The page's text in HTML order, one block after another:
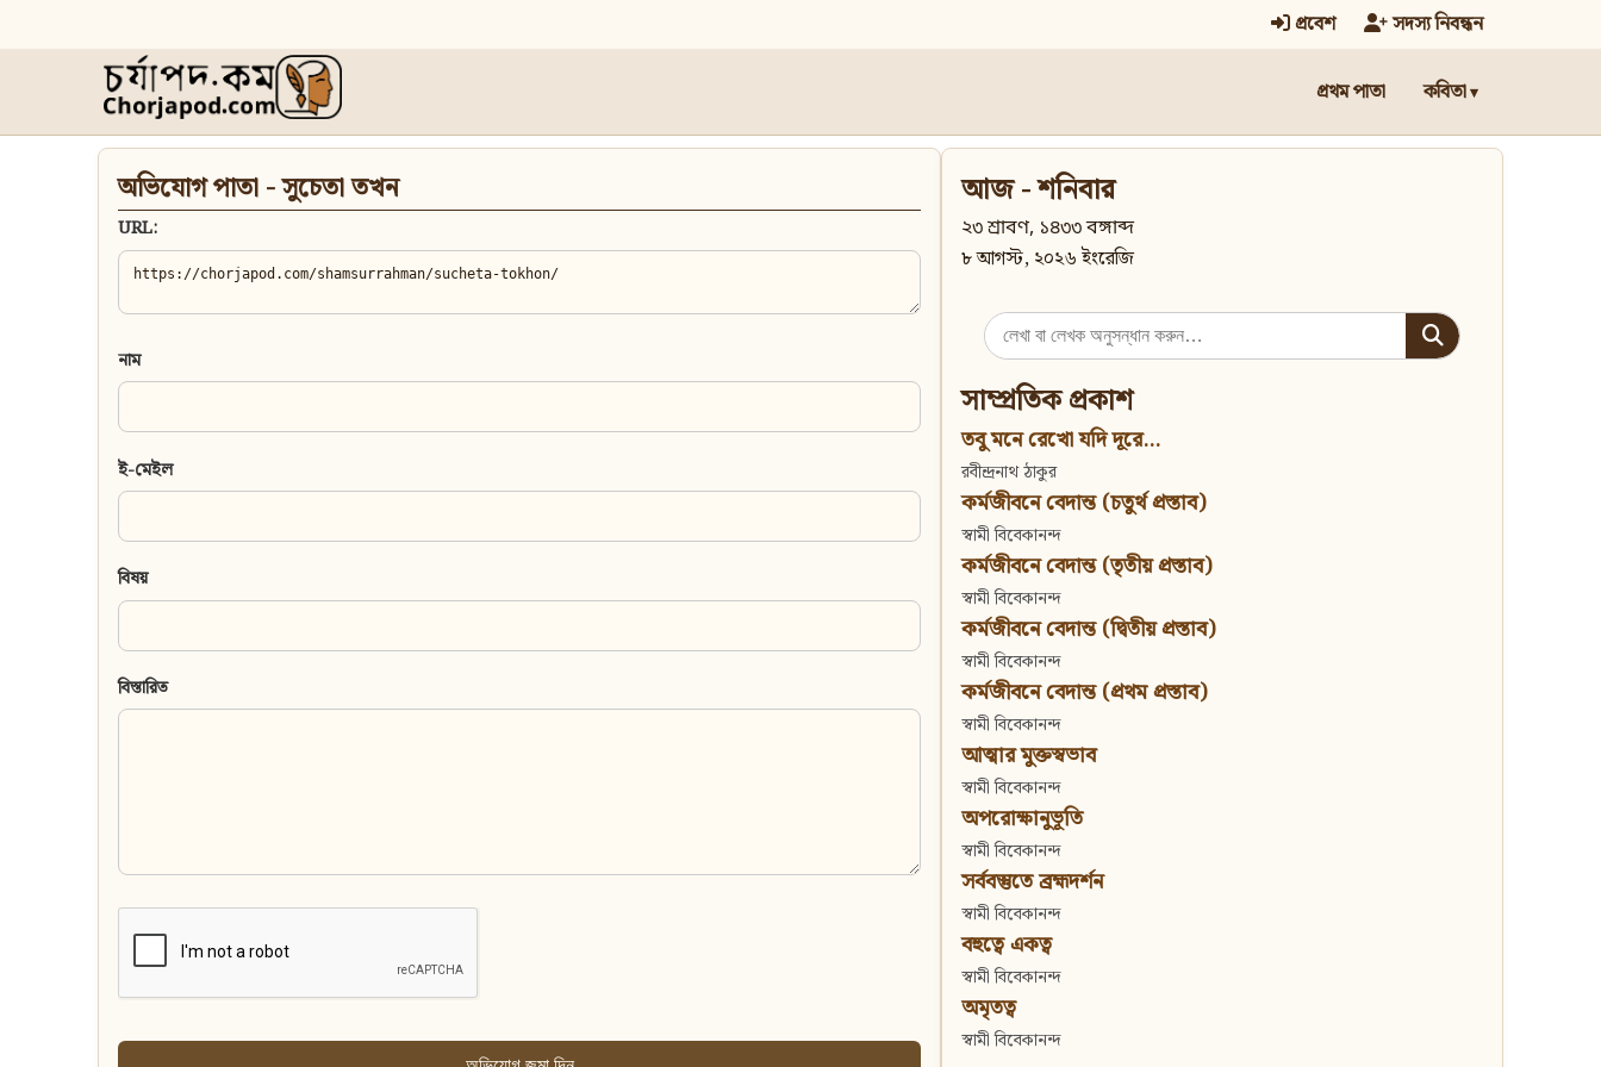
প্রবেশ সদস্য নিবন্ধন
প্রথম পাতা কবিতা
অভিযোগ পাতা - সুচেতা তখন
URL:
নাম
ই-মেইল
বিষয়
বিস্তারিত
আজ - শনিবার
২৩ শ্রাবণ, ১৪৩৩ বঙ্গাব্দ
৮ আগস্ট, ২০২৬ ইংরেজি
Search
for:
সাম্প্রতিক প্রকাশ
তবু মনে রেখো যদি দূরে...
রবীন্দ্রনাথ ঠাকুর
কর্মজীবনে বেদান্ত (চতুর্থ প্রস্তাব)
স্বামী বিবেকানন্দ
কর্মজীবনে বেদান্ত (তৃতীয় প্রস্তাব)
স্বামী বিবেকানন্দ
কর্মজীবনে বেদান্ত (দ্বিতীয় প্রস্তাব)
স্বামী বিবেকানন্দ
কর্মজীবনে বেদান্ত (প্রথম প্রস্তাব)
স্বামী বিবেকানন্দ
আত্মার মুক্তস্বভাব
স্বামী বিবেকানন্দ
অপরোক্ষানুভূতি
স্বামী বিবেকানন্দ
সর্ববস্তুতে ব্রহ্মদর্শন
স্বামী বিবেকানন্দ
বহুত্বে একত্ব
স্বামী বিবেকানন্দ
অমৃতত্ব
স্বামী বিবেকানন্দ